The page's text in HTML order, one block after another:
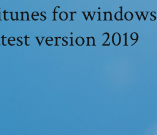
for windows
version 2019